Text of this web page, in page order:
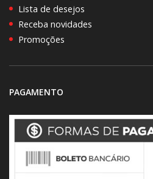
Lista de desejos
Receba novidades
Promoções
PAGAMENTO